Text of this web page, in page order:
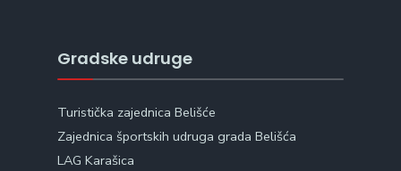
Gradske udruge
Turistička zajednica Belišće
Zajednica športskih udruga grada Belišća
LAG Karašica